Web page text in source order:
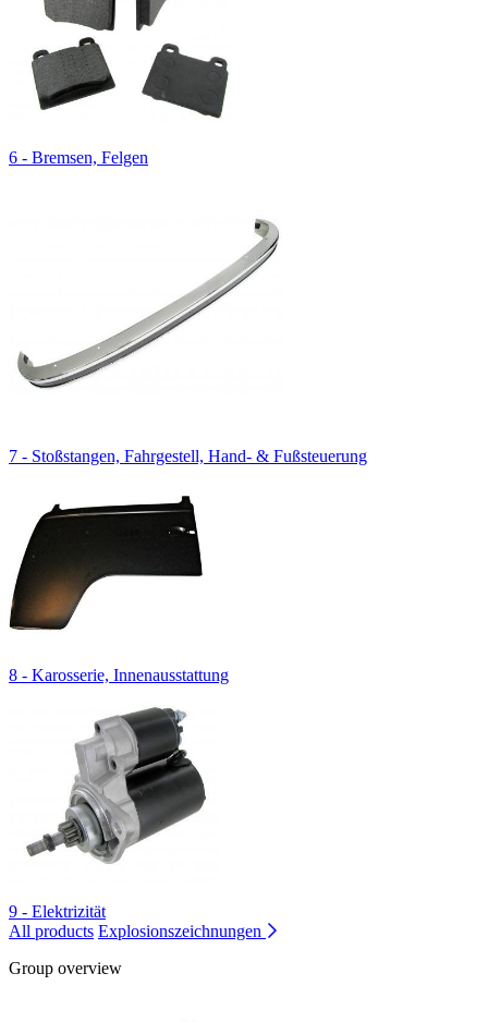
6 - Bremsen, Felgen
7 - Stoßstangen, Fahrgestell, Hand- & Fußsteuerung
8 - Karosserie, Innenausstattung
9 - Elektrizität
All products Explosionszeichnungen
Group overview